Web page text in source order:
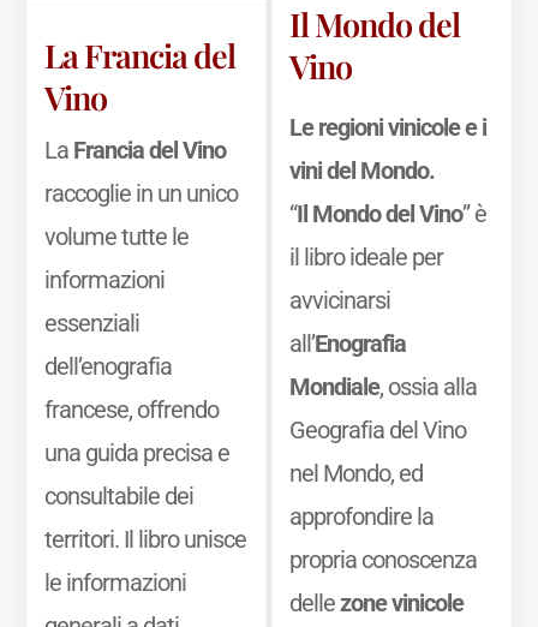
La Francia del
Vino
La Francia del Vino
raccoglie in un unico
volume tutte le
informazioni
essenziali
dell’enografia
francese, offrendo
una guida precisa e
consultabile dei
territori. Il libro unisce
le informazioni
Il Mondo del
Vino
Le regioni vinicole e i
vini del Mondo.
“Il Mondo del Vino” è
il libro ideale per
avvicinarsi
all’Enografia
Mondiale, ossia alla
Geografia del Vino
nel Mondo, ed
approfondire la
propria conoscenza
dellezone vinicole